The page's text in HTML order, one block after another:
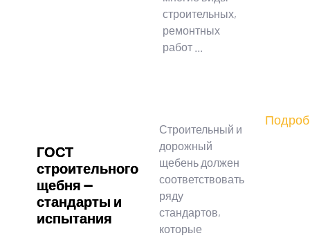
строительных,
ремонтных
работ ...
ГОСТ
строительного
щебня —
стандарты и
испытания
Строительный и
дорожный
щебень должен
соответствовать
ряду
стандартов,
которые